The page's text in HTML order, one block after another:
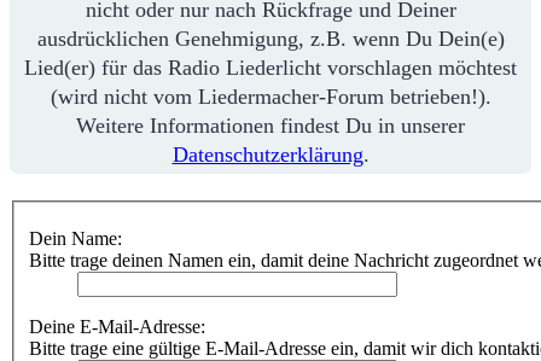
nicht oder nur nach Rückfrage und Deiner
ausdrücklichen Genehmigung, z.B. wenn Du Dein(e)
Lied(er) für das Radio Liederlicht vorschlagen möchtest
(wird nicht vom Liedermacher-Forum betrieben!).
Weitere Informationen findest Du in unserer
Datenschutzerklärung.
Dein Name:
Bitte trage deinen Namen ein, damit deine Nachricht zugeordnet
Deine E-Mail-Adresse:
Bitte trage eine gültige E-Mail-Adresse ein, damit wir dich